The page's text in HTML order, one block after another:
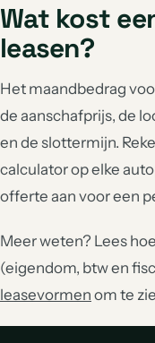
Wat kost
leasen?
Het maandbedrag
de aanschafprijs, de
en de slottermijn.
calculator op elke
offerte aan voor een
Meer weten? Lees hoe
(eigendom, btw en
leasevormen om te